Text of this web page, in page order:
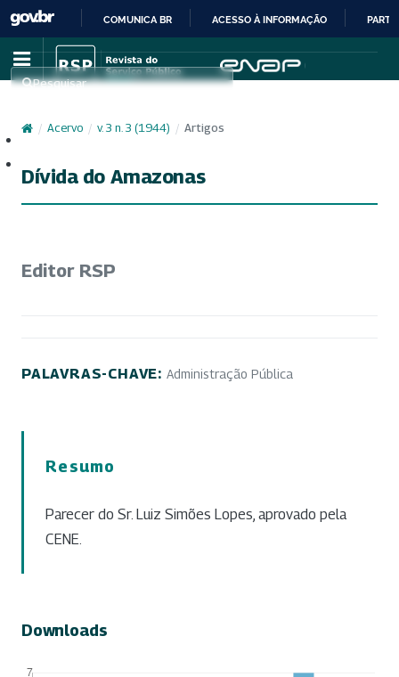
IR
PARA
CONTEÚDO
COMUNICA BR ACESSO À INFORMAÇÃO
Pesquisar
/ Acervo / v. 3 n. 3 (1944) / Artigos
Dívida do Amazonas
Editor RSP
PALAVRAS-CHAVE: Administração Pública
Resumo
Parecer do Sr. Luiz Simões Lopes, aprovado pela
CENE.
Downloads